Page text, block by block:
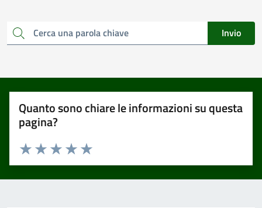
Cerca una parola chiave Invio
Quanto sono chiare le informazioni su questa
pagina?
Valuta 5 stelle su 5
Valuta 4 stelle su 5
Valuta 3 stelle su 5
Valuta 2 stelle su 5
Valuta 1 stelle su 5